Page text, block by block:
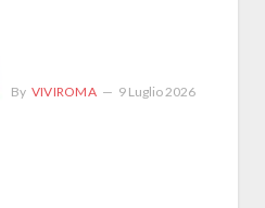
By VIVIROMA 9 Luglio 2026